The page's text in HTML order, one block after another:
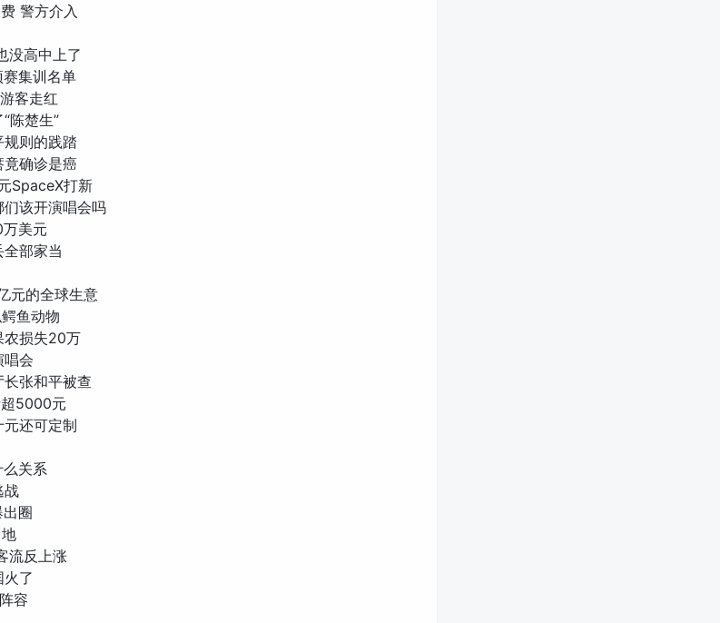
警方介入
没高中上了
集训名单
客走红
陈楚生”
则的践踏
确诊是癌
SpaceX打新
该开演唱会吗
美元
部家当
元的全球生意
鱼动物
农损失20万
唱会
张和平被查
5000元
还可定制
关系
战
圈
流反上涨
了
容